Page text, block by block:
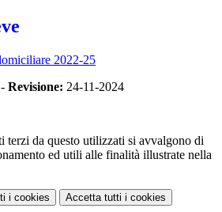
2022-25
Revisione: 24-11-2024
terzi da questo utilizzati si avvalgono di
ed utili alle finalità illustrate nella
i cookies Accetta tutti i cookies